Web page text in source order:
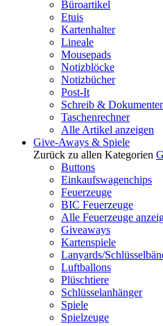
Büroartikel
Etuis
Kartenhalter
Lineale
Mousepads
Notizblöcke
Notizbücher
Post-It
Schreib &
Taschenrechner
Alle Artikel anzeigen
Give-Aways & Spiele
Zurück zu allen Kategorien
Buttons
Einkaufswagenchips
Feuerzeuge
BIC Feuerzeuge
Alle Feuerzeuge
Giveaways
Kartenspiele
Lanyards/
Luftballons
Plüschtiere
Schlüsselanhänger
Spiele
Spielzeuge